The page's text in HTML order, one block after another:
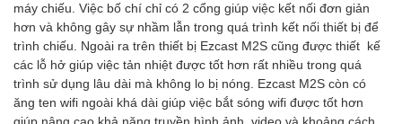
máy chiếu. Việc bố chí chỉ có 2 cổng giúp việc kết nối đơn giản
hơn và không gây sự nhầm lẫn trong quá trình kết nối thiết bị để
trình chiếu. Ngoài ra trên thiết bị Ezcast M2S cũng được thiết kế
các lỗ hở giúp việc tản nhiệt được tốt hơn rất nhiều trong quá
trình sử dụng lâu dài mà không lo bị nóng. Ezcast M2S còn có
ăng ten wifi ngoài khá dài giúp việc bắt sóng wifi được tốt hơn
giúp nâng cao khả năng truyền hình ảnh, video và khoảng cách